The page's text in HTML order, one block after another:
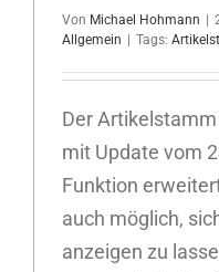
Von Michael Hohmann
Allgemein
Tags:
Der Artikelstamm
mit Update vom
Funktion
auch möglich,
anzeigen zu